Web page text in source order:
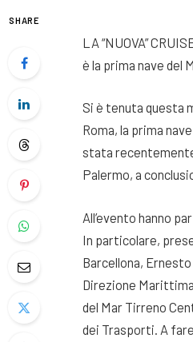
SHARE
LA “NUOVA”
è la prima nave del
Si è tenuta questa
Roma, la prima
stata
Palermo, a
All’evento hanno
In particolare,
Barcellona,
Direzione
del Mar Tirreno
dei Trasporti. A